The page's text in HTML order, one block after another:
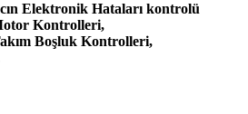
Elektronik Hataları kontrolü
Kontrolleri,
Boşluk Kontrolleri,